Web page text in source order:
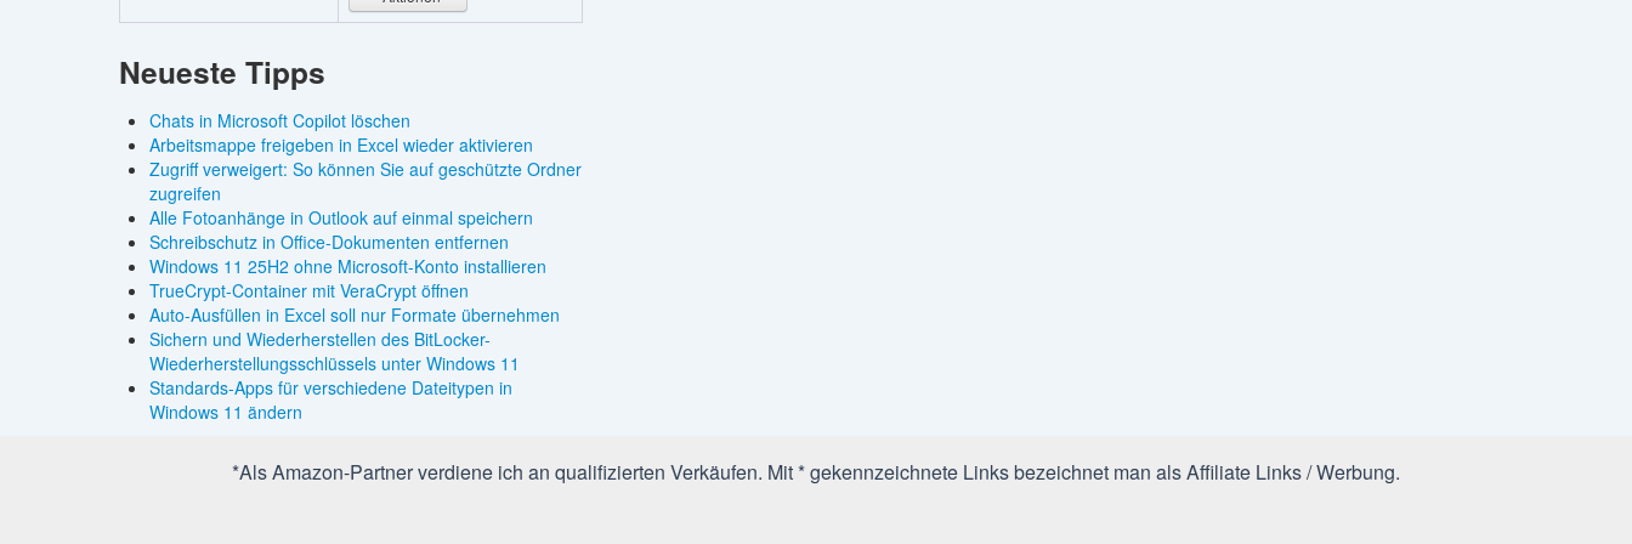
Neueste Tipps
Chats in Microsoft Copilot löschen
Arbeitsmappe freigeben in Excel wieder aktivieren
Zugriff verweigert: So können Sie auf geschützte Ordner
zugreifen
Alle Fotoanhänge in Outlook auf einmal speichern
Schreibschutz in Office-Dokumenten entfernen
Windows 11 25H2 ohne Microsoft-Konto installieren
TrueCrypt-Container mit VeraCrypt öffnen
Auto-Ausfüllen in Excel soll nur Formate übernehmen
Sichern und Wiederherstellen des BitLocker-
Wiederherstellungsschlüssels unter Windows 11
Standards-Apps für verschiedene Dateitypen in
Windows 11 ändern
*Als Amazon-Partner verdiene ich an qualifizierten Verkäufen. Mit * gekennzeichnete Links bezeichnet man als Affiliate Links / Werbung.